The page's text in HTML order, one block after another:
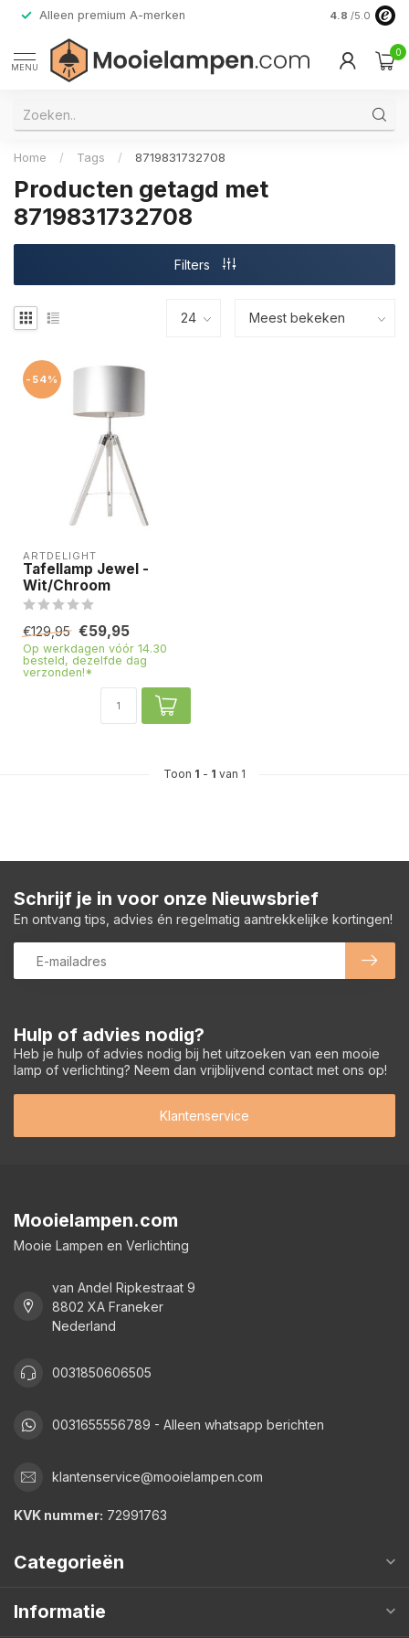
Alleen premium A-merken 4.8 /5.0
MENU
0
Home / Tags / 8719831732708
Producten getagd met
8719831732708
Filters
-54%
ARTDELIGHT
Tafellamp Jewel -
Wit/Chroom
€129,95 €59,95
Op werkdagen vóór 14.30
besteld, dezelfde dag
verzonden!*
Toon 1 - 1 van 1
Hulp of advies nodig?
Heb je hulp of advies nodig bij het uitzoeken van een mooie
lamp of verlichting? Neem dan vrijblijvend contact met ons op!
Klantenservice
Schrijf je in voor onze Nieuwsbrief
En ontvang tips, advies én regelmatig aantrekkelijke kortingen!
Mooielampen.com
Mooie Lampen en Verlichting
van Andel Ripkestraat 9
8802 XA Franeker
Nederland
0031850606505
0031655556789 - Alleen whatsapp berichten
klantenservice@mooielampen.com
KVK nummer: 72991763
Categorieën
Informatie